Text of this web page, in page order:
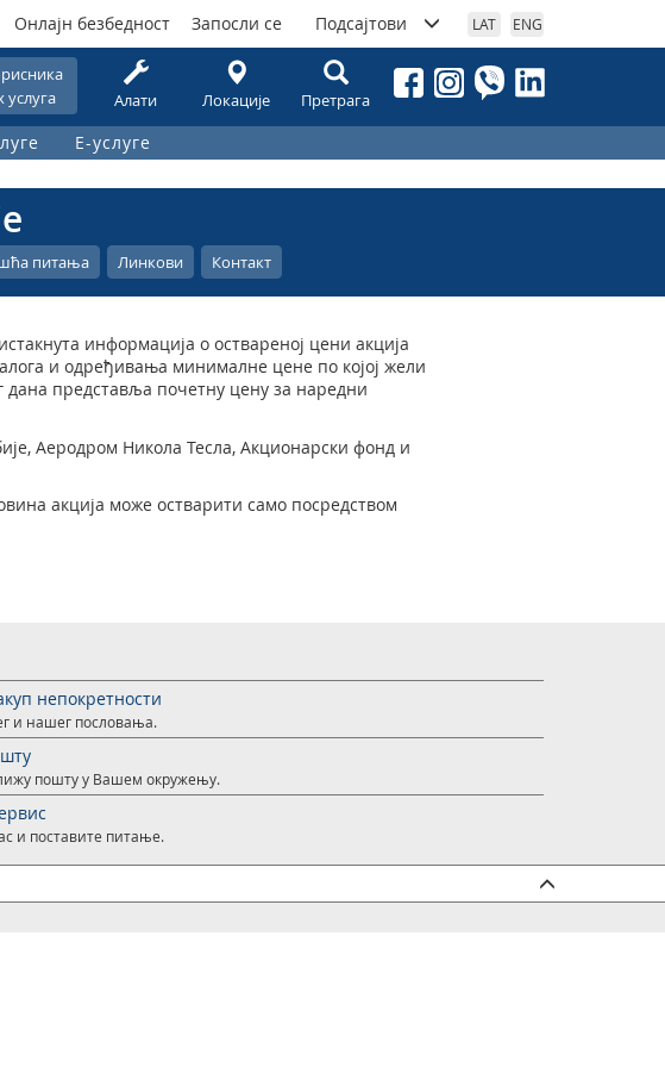
услуга
Алати Локације Претрага
Онлајн безбедност Запосли се Подсајтови LAT ENG
Е-услуге
питања Линкови Контакт
информација о оствареној цени акција
и одређивања минималне цене по којој жели
дана представља почетну цену за наредни
Аеродром Никола Тесла, Акционарски фонд и
акција може остварити само посредством
непокретности
и нашег пословања.
пошту у Вашем окружењу.
и поставите питање.